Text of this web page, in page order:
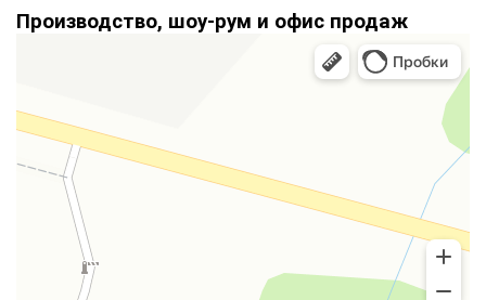
Производство, шоу-рум и офис продаж